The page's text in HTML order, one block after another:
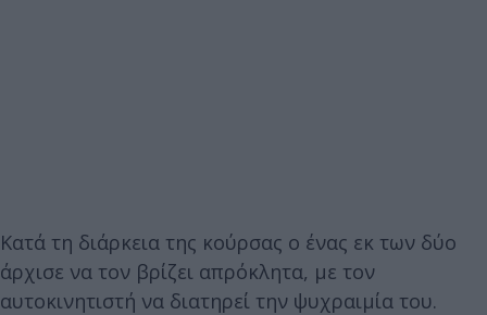
Κατά τη διάρκεια της κούρσας ο ένας εκ των δύο
άρχισε να τον βρίζει απρόκλητα, με τον
αυτοκινητιστή να διατηρεί την ψυχραιμία του.